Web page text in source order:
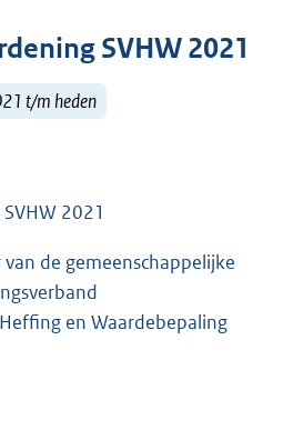
SVHW 2021
t/m heden
2021
de gemeenschappelijke
en Waardebepaling